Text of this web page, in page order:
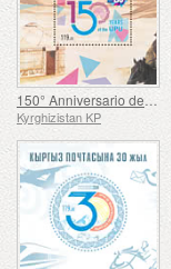
150° Anniversario dell'Unione Postale Universale
Kyrghizistan KP